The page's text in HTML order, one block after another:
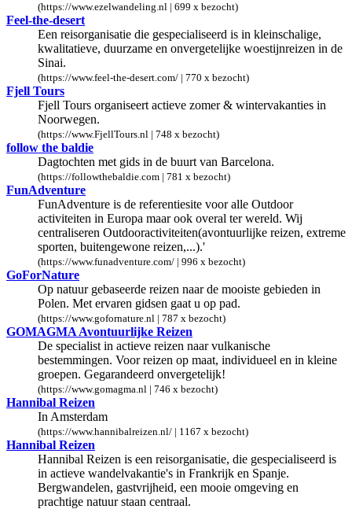
(https://www.ezelwandeling.nl | 699 x bezocht)
Feel-the-desert
Een reisorganisatie die gespecialiseerd is in kleinschalige,
kwalitatieve, duurzame en onvergetelijke woestijnreizen in de
Sinai.
(https://www.feel-the-desert.com/ | 770 x bezocht)
Fjell Tours
Fjell Tours organiseert actieve zomer & wintervakanties in
Noorwegen.
(https://www.FjellTours.nl | 748 x bezocht)
follow the baldie
Dagtochten met gids in de buurt van Barcelona.
(https://followthebaldie.com | 781 x bezocht)
FunAdventure
FunAdventure is de referentiesite voor alle Outdoor
activiteiten in Europa maar ook overal ter wereld. Wij
centraliseren Outdooractiviteiten(avontuurlijke reizen, extreme
sporten, buitengewone reizen,...).'
(https://www.funadventure.com/ | 996 x bezocht)
GoForNature
Op natuur gebaseerde reizen naar de mooiste gebieden in
Polen. Met ervaren gidsen gaat u op pad.
(https://www.gofornature.nl | 787 x bezocht)
GOMAGMA Avontuurlijke Reizen
De specialist in actieve reizen naar vulkanische
bestemmingen. Voor reizen op maat, individueel en in kleine
groepen. Gegarandeerd onvergetelijk!
(https://www.gomagma.nl | 746 x bezocht)
Hannibal Reizen
In Amsterdam
(https://www.hannibalreizen.nl/ | 1167 x bezocht)
Hannibal Reizen
Hannibal Reizen is een reisorganisatie, die gespecialiseerd is
in actieve wandelvakantie's in Frankrijk en Spanje.
Bergwandelen, gastvrijheid, een mooie omgeving en
prachtige natuur staan centraal.